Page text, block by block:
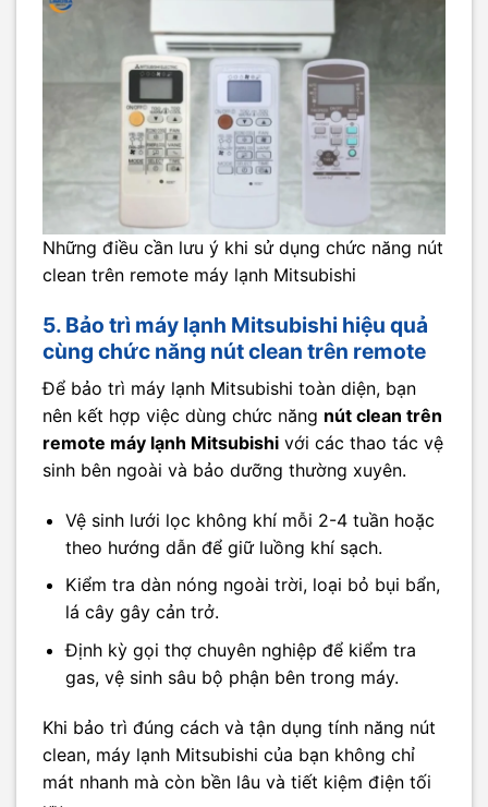
Những điều cần lưu ý khi sử dụng chức năng nút
clean trên remote máy lạnh Mitsubishi
5. Bảo trì máy lạnh Mitsubishi hiệu quả
cùng chức năng nút clean trên remote
Để bảo trì máy lạnh Mitsubishi toàn diện, bạn
nên kết hợp việc dùng chức năng nút clean trên
remote máy lạnh Mitsubishi với các thao tác vệ
sinh bên ngoài và bảo dưỡng thường xuyên.
Vệ sinh lưới lọc không khí mỗi 2-4 tuần hoặc
theo hướng dẫn để giữ luồng khí sạch.
Kiểm tra dàn nóng ngoài trời, loại bỏ bụi bẩn,
lá cây gây cản trở.
Định kỳ gọi thợ chuyên nghiệp để kiểm tra
gas, vệ sinh sâu bộ phận bên trong máy.
Khi bảo trì đúng cách và tận dụng tính năng nút
clean, máy lạnh Mitsubishi của bạn không chỉ
mát nhanh mà còn bền lâu và tiết kiệm điện tối